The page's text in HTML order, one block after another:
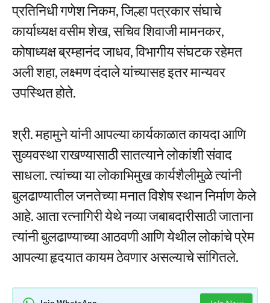
प्रतिनिधी गणेश निकम, जिल्हा पत्रकार संघाचे
कार्याध्यक्ष वसीम शेख, सचिव शिवाजी मामनकर,
कोषाध्यक्ष ब्रम्हानंद जाधव, विभागीय संघटक रहेमत
अली शहा, लक्ष्मण दंदाले यांच्यासह इतर मान्यवर
उपस्थित होते.
श्री. महामुने यांनी आपल्या कार्यकाळात कायदा आणि
सुव्यवस्था राखण्यासाठी सातत्याने लोकांशी संवाद
साधला. त्यांच्या या लोकाभिमुख कार्यशैलीमुळे त्यांनी
बुलढाण्यातील जनतेच्या मनात विशेष स्थान निर्माण केले
आहे. आता रत्नागिरी येथे नव्या जबाबदारीसाठी जाताना
त्यांनी बुलढाण्याच्या आठवणी आणि येथील लोकांचे प्रेम
आपल्या हृदयात कायम ठेवणार असल्याचे सांगितले.